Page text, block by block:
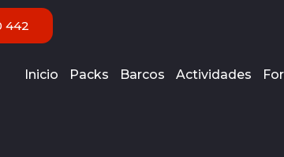
442
Inicio Packs Barcos Actividades